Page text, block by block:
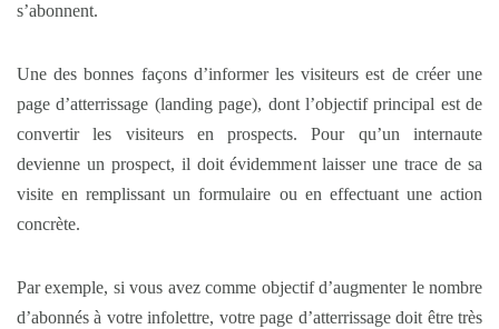
s’abonnent.
Une des bonnes façons d’informer les visiteurs est de créer une
page d’atterrissage (landing page), dont l’objectif principal est de
convertir les visiteurs en prospects. Pour qu’un internaute
devienne un prospect, il doit évidemment laisser une trace de sa
visite en remplissant un formulaire ou en effectuant une action
concrète.
Par exemple, si vous avez comme objectif d’augmenter le nombre
d’abonnés à votre infolettre, votre page d’atterrissage doit être très